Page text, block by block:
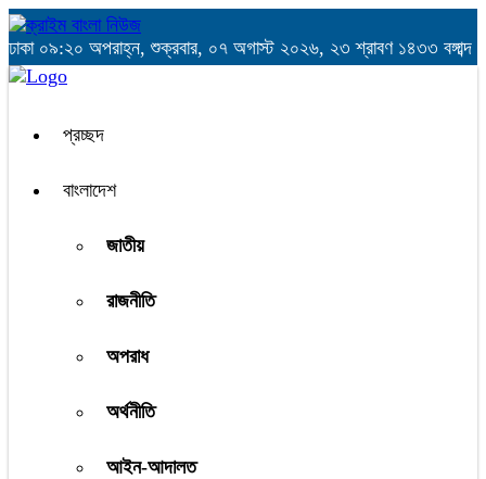
ঢাকা ০৯:২০ অপরাহ্ন, শুক্রবার, ০৭ অগাস্ট ২০২৬, ২৩ শ্রাবণ ১৪৩৩ বঙ্গাব্দ
প্রচ্ছদ
বাংলাদেশ
জাতীয়
রাজনীতি
অপরাধ
অর্থনীতি
আইন-আদালত